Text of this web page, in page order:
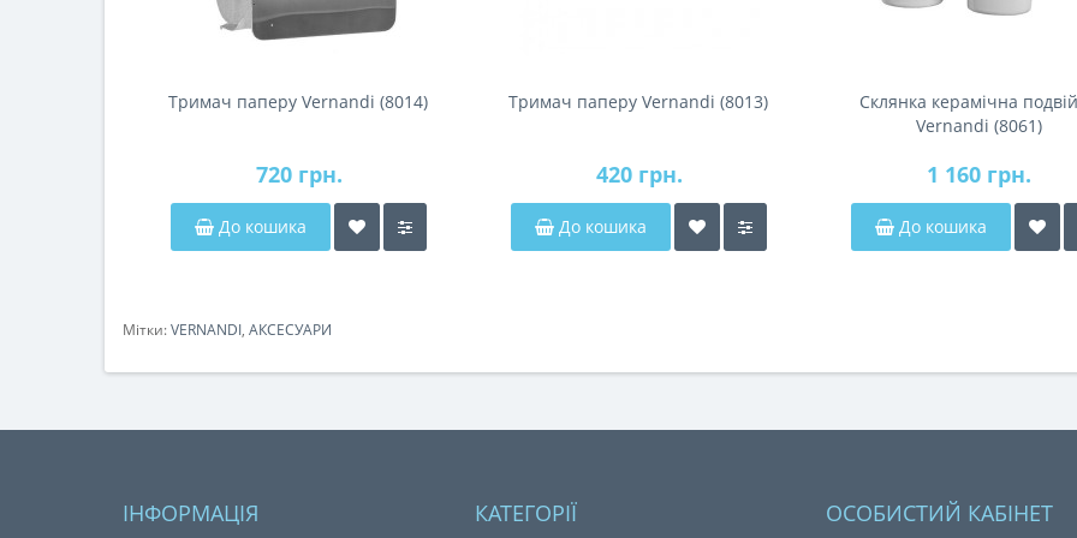
Тримач паперу Vernandi (8014)
720 грн.
До кошика
Тримач паперу Vernandi (8013)
420 грн.
До кошика
Склянка керамічна
Vernandi (8061)
1 160 грн.
До кошика
Мітки:VERNANDI, АКСЕСУАРИ
ІНФОРМАЦІЯ КАТЕГОРІЇ ОСОБИСТИЙ КАБІНЕТ